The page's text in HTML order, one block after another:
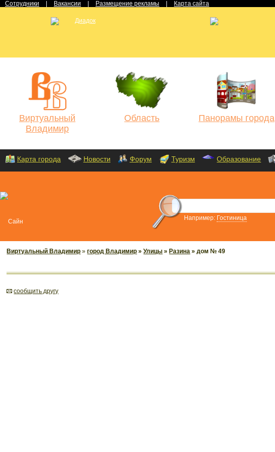
Сотрудники Вакансии Размещение рекламы Карта сайта
Виртуальный
Владимир
Область Панорамы города
Карта города Новости Форум Туризм Образование
Например: Гостиница
Виртуальный Владимир »город Владимир »Улицы » Разина » дом № 49
cообщить другу